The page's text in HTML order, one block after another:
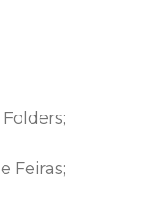
Feiras;